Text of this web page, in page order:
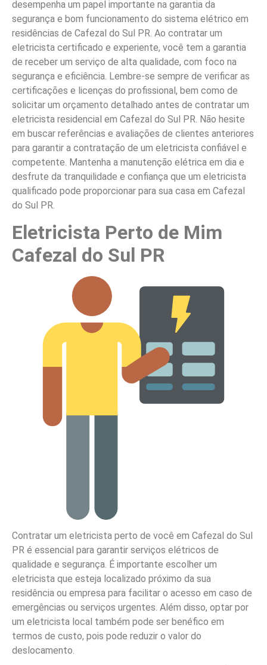
desempenha um papel importante na garantia da
segurança e bom funcionamento do sistema elétrico em
residências de Cafezal do Sul PR. Ao contratar um
eletricista certificado e experiente, você tem a garantia
de receber um serviço de alta qualidade, com foco na
segurança e eficiência. Lembre-se sempre de verificar as
certificações e licenças do profissional, bem como de
solicitar um orçamento detalhado antes de contratar um
eletricista residencial em Cafezal do Sul PR. Não hesite
em buscar referências e avaliações de clientes anteriores
para garantir a contratação de um eletricista confiável e
competente. Mantenha a manutenção elétrica em dia e
desfrute da tranquilidade e confiança que um eletricista
qualificado pode proporcionar para sua casa em Cafezal
do Sul PR.
Eletricista Perto de Mim
Cafezal do Sul PR
Contratar um eletricista perto de você em Cafezal do Sul
PR é essencial para garantir serviços elétricos de
qualidade e segurança. É importante escolher um
eletricista que esteja localizado próximo da sua
residência ou empresa para facilitar o acesso em caso de
emergências ou serviços urgentes. Além disso, optar por
um eletricista local também pode ser benéfico em
termos de custo, pois pode reduzir o valor do
deslocamento.